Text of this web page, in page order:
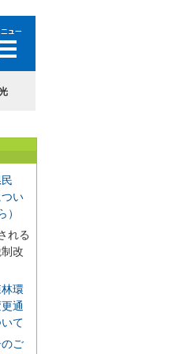
い
）
れる
改
環
通
て
ご